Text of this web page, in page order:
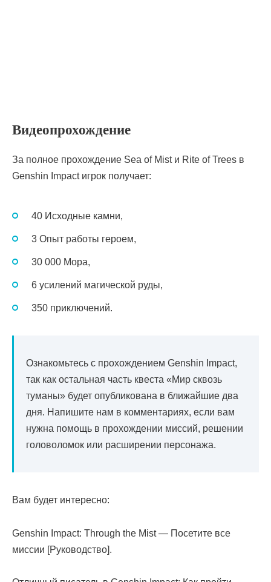
Видеопрохождение
За полное прохождение Sea of Mist и Rite of Trees в
Genshin Impact игрок получает:
40 Исходные камни,
3 Опыт работы героем,
30 000 Мора,
6 усилений магической руды,
350 приключений.
Ознакомьтесь с прохождением Genshin Impact,
так как остальная часть квеста «Мир сквозь
туманы» будет опубликована в ближайшие два
дня. Напишите нам в комментариях, если вам
нужна помощь в прохождении миссий, решении
головоломок или расширении персонажа.
Вам будет интересно:
Genshin Impact: Through the Mist — Посетите все
миссии [Руководство].